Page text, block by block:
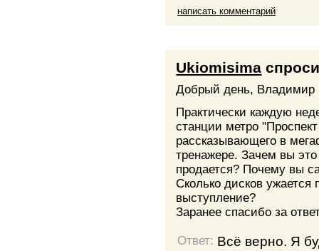
написать комментарий
Ukiomisima
Добрый день, Владимир
Практически каждую
станции метро
рассказывающего в
тренажере. Зачем вы
продается? Почему вы
Сколько дисков ужается
выступление?
Заранее спасибо за
Ответ: Всё верно. Я